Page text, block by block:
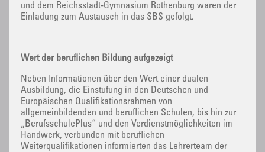
und dem Reichsstadt-Gymnasium Rothenburg waren der
Einladung zum Austausch in das SBS gefolgt.
Wert der beruflichen Bildung aufgezeigt
Neben Informationen über den Wert einer dualen
Ausbildung, die Einstufung in den Deutschen und
Europäischen Qualifikationsrahmen von
allgemeinbildenden und beruflichen Schulen, bis hin zur
„BerufsschulePlus“ und den Verdienstmöglichkeiten im
Handwerk, verbunden mit beruflichen
Weiterqualifikationen informierten das Lehrerteam der